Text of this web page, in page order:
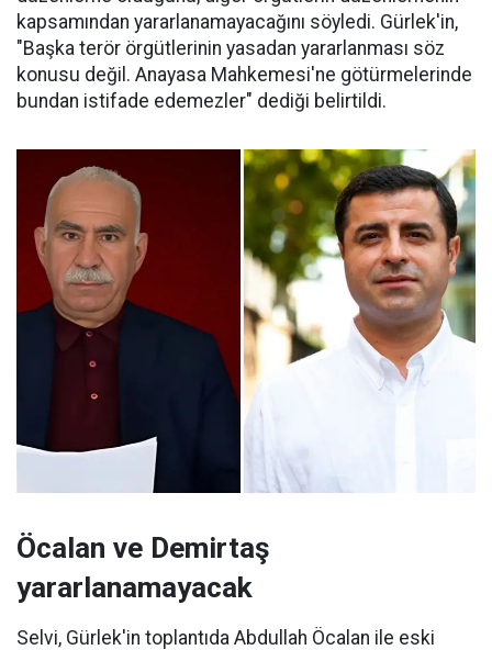
kapsamından yararlanamayacağını söyledi. Gürlek'in,
"Başka terör örgütlerinin yasadan yararlanması söz
konusu değil. Anayasa Mahkemesi'ne götürmelerinde
bundan istifade edemezler" dediği belirtildi.
Öcalan ve Demirtaş
yararlanamayacak
Selvi, Gürlek'in toplantıda Abdullah Öcalan ile eski